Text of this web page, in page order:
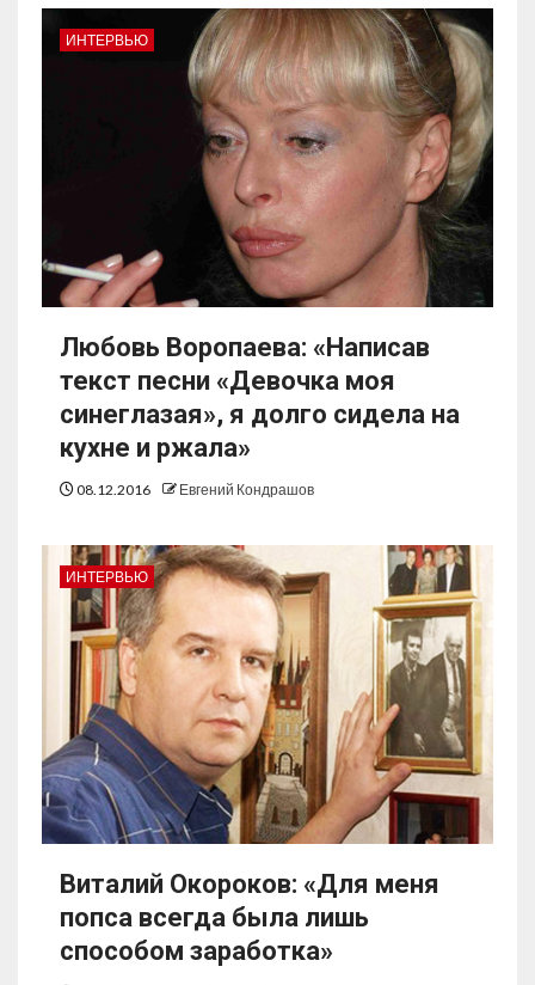
ИНТЕРВЬЮ
Любовь Воропаева: «Написав
текст песни «Девочка моя
синеглазая», я долго сидела на
кухне и ржала»
08.12.2016 Евгений Кондрашов
ИНТЕРВЬЮ
Виталий Окороков: «Для меня
попса всегда была лишь
способом заработка»